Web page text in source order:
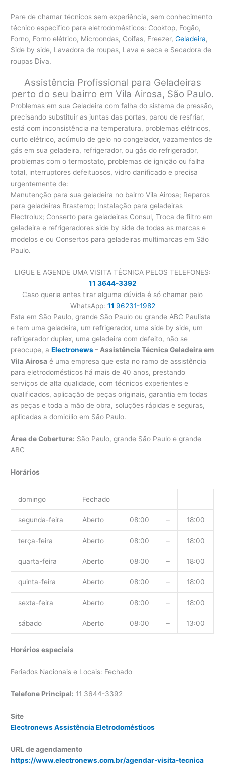
Pare de chamar técnicos sem experiência, sem conhecimento
técnico especifico para eletrodomésticos: Cooktop, Fogão,
Forno, Forno elétrico, Microondas, Coifas, Freezer,Geladeira,
Side by side, Lavadora de roupas, Lava e seca e Secadora de
roupas Diva.
Assistência Profissional para Geladeiras
perto do seu bairro em Vila Airosa, São Paulo.
Problemas em sua Geladeira com falha do sistema de pressão,
precisando substituir as juntas das portas, parou de resfriar,
está com inconsistência na temperatura, problemas elétricos,
curto elétrico, acúmulo de gelo no congelador, vazamentos de
gás em sua geladeira, refrigerador, ou gás do refrigerador,
problemas com o termostato, problemas de ignição ou falha
total, interruptores defeituosos, vidro danificado e precisa
urgentemente de:
Manutenção para sua geladeira no bairro Vila Airosa; Reparos
para geladeiras Brastemp; Instalação para geladeiras
Electrolux; Conserto para geladeiras Consul, Troca de filtro em
geladeira e refrigeradores side by side de todas as marcas e
modelos e ou Consertos para geladeiras multimarcas em São
Paulo.
LIGUE E AGENDE UMA VISITA TÉCNICA PELOS TELEFONES:
11 3644-3392
Caso queria antes tirar alguma dúvida é só chamar pelo
WhatsApp: 11 96231-1982
Esta em São Paulo, grande São Paulo ou grande ABC Paulista
e tem uma geladeira, um refrigerador, uma side by side, um
refrigerador duplex, uma geladeira com defeito, não se
preocupe, aElectronews– Assistência Técnica Geladeira em
Vila Airosa é uma empresa que esta no ramo de assistência
para eletrodomésticos há mais de 40 anos, prestando
serviços de alta qualidade, com técnicos experientes e
qualificados, aplicação de peças originais, garantia em todas
as peças e toda a mão de obra, soluções rápidas e seguras,
aplicadas a domicílio em São Paulo.
Área de Cobertura: São Paulo, grande São Paulo e grande
ABC
Horários
domingo Fechado
segunda-feira Aberto 08:00 – 18:00
terça-feira Aberto 08:00 – 18:00
quarta-feira Aberto 08:00 – 18:00
quinta-feira Aberto 08:00 – 18:00
sexta-feira Aberto 08:00 – 18:00
sábado Aberto 08:00 – 13:00
Horários especiais
Feriados Nacionais e Locais: Fechado
Telefone Principal: 11 3644-3392
Site
Electronews Assistência Eletrodomésticos
URL de agendamento
https://www.electronews.com.br/agendar-visita-tecnica